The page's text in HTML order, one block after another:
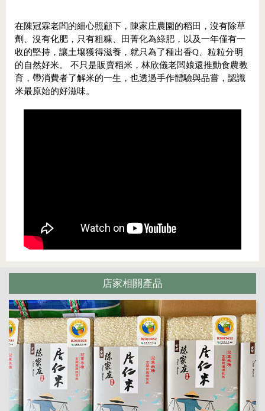
在陳冠霖老闆的細心照顧下，陳家庄農園的稻田，沒有除草
劑、沒有化肥，只有粗糠、田菁化為綠肥，以及一年僅有一
收的堅持，讓土壤獲得滋養，就只為了種出香Q、粒粒分明
的自然好米。 不只是販賣稻米，林欣儀老闆娘還推動食農教
育，帶消費者了解米的一生，也透過手作體驗與品嘗，認識
米最原始的好滋味。
店家相關產品